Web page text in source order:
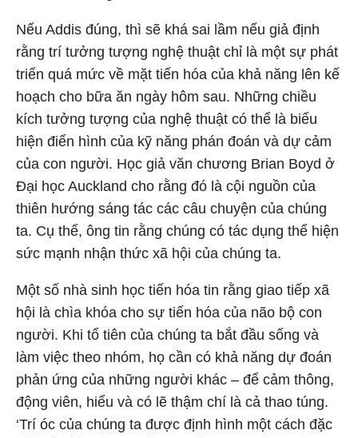
Nếu Addis đúng, thì sẽ khá sai lầm nếu giả định
rằng trí tưởng tượng nghệ thuật chỉ là một sự phát
triển quá mức về mặt tiến hóa của khả năng lên kế
hoạch cho bữa ăn ngày hôm sau. Những chiều
kích tưởng tượng của nghệ thuật có thể là biểu
hiện điển hình của kỹ năng phán đoán và dự cảm
của con người. Học giả văn chương Brian Boyd ở
Đại học Auckland cho rằng đó là cội nguồn của
thiên hướng sáng tác các câu chuyện của chúng
ta. Cụ thể, ông tin rằng chúng có tác dụng thể hiện
sức mạnh nhận thức xã hội của chúng ta.
Một số nhà sinh học tiến hóa tin rằng giao tiếp xã
hội là chìa khóa cho sự tiến hóa của não bộ con
người. Khi tổ tiên của chúng ta bắt đầu sống và
làm việc theo nhóm, họ cần có khả năng dự đoán
phản ứng của những người khác – để cảm thông,
động viên, hiểu và có lẽ thậm chí là cả thao túng.
‘Trí óc của chúng ta được định hình một cách đặc